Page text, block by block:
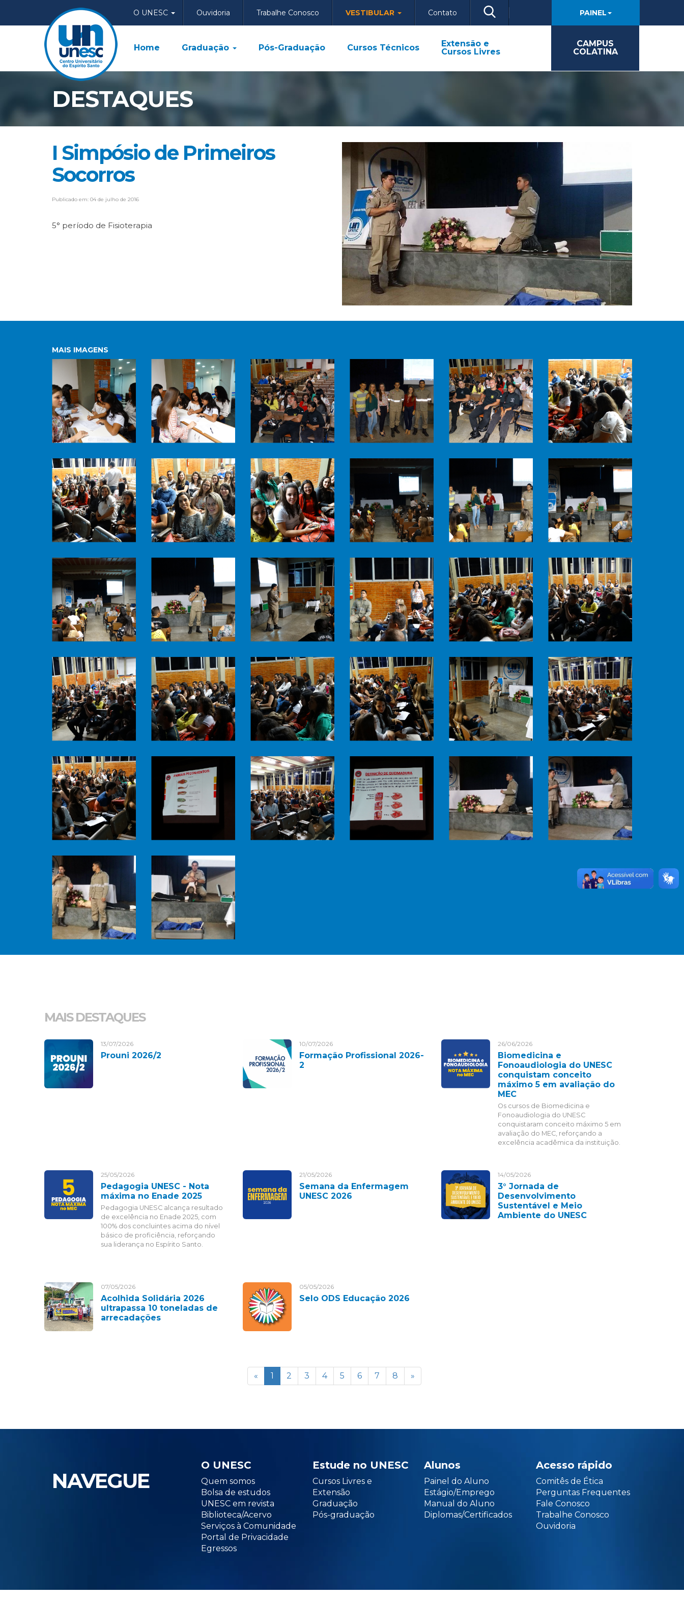
O UNESC Ouvidoria Trabalhe Conosco VESTIBULAR Contato PAINEL
Home Graduação Pós-Graduação Cursos Técnicos
Extensão e
Cursos Livres
CAMPUS
COLATINA
DESTAQUES
I Simpósio de Primeiros
Socorros
Publicado em: 04 de julho de 2016
5° período de Fisioterapia
MAIS IMAGENS
MAIS DESTAQUES
13/07/2026
Prouni 2026/2
10/07/2026
Formação Profissional 2026-
2
26/06/2026
Biomedicina e
Fonoaudiologia do UNESC
conquistam conceito
máximo 5 em avaliação do
MEC
Os cursos de Biomedicina e
Fonoaudiologia do UNESC
conquistaram conceito máximo 5 em
avaliação do MEC, reforçando a
excelência acadêmica da instituição.
25/05/2026
Pedagogia UNESC - Nota
máxima no Enade 2025
Pedagogia UNESC alcança resultado
de excelência no Enade 2025, com
100% dos concluintes acima do nível
básico de proficiência, reforçando
sua liderança no Espírito Santo.
21/05/2026
Semana da Enfermagem
UNESC 2026
14/05/2026
3° Jornada de
Desenvolvimento
Sustentável e Meio
Ambiente do UNESC
07/05/2026
Acolhida Solidária 2026
ultrapassa 10 toneladas de
arrecadações
05/05/2026
Selo ODS Educação 2026
« 1 2 3 4 5 6 7 8 »
NAVEGUE
O UNESC
Quem somos
Bolsa de estudos
UNESC em revista
Biblioteca/Acervo
Serviços à Comunidade
Portal de Privacidade
Egressos
Estude no UNESC
Cursos Livres e
Extensão
Graduação
Pós-graduação
Alunos
Painel do Aluno
Estágio/Emprego
Manual do Aluno
Diplomas/Certificados
Acesso rápido
Comitês de Ética
Perguntas Frequentes
Fale Conosco
Trabalhe Conosco
Ouvidoria